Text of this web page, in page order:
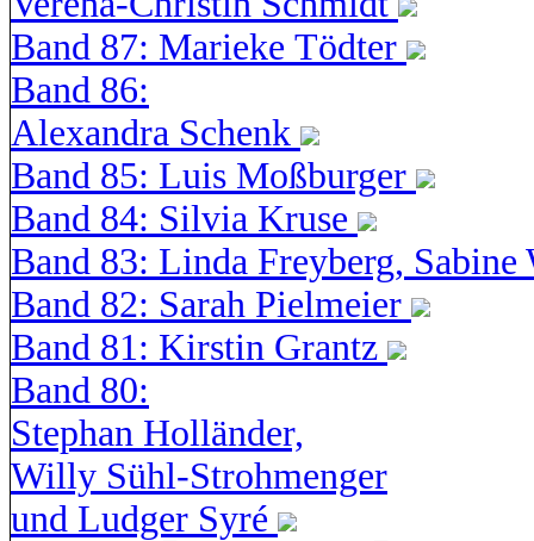
Band 87: Marieke Tödter
Band 86:
Alexandra Schenk
Band 85: Luis Moßburger
Band 84: Silvia Kruse
Band 83: Linda Freyberg,
Band 82: Sarah Pielmeier
Band 81: Kirstin Grantz
Band 80:
Stephan Holländer,
Willy Sühl-Strohmenger
und Ludger Syré